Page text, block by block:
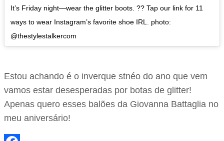
It’s Friday night—wear the glitter boots. ?? Tap our link for 11
ways to wear Instagram’s favorite shoe IRL. photo:
@thestylestalkercom
Estou achando é o inverque stnéo do ano que vem
vamos estar desesperadas por botas de glitter!
Apenas quero esses balões da Giovanna Battaglia no
meu aniversário!